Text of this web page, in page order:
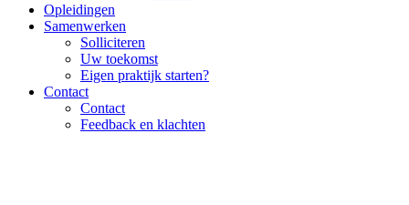
Opleidingen
Samenwerken
Solliciteren
Uw toekomst
Eigen praktijk starten?
Contact
Contact
Feedback en klachten